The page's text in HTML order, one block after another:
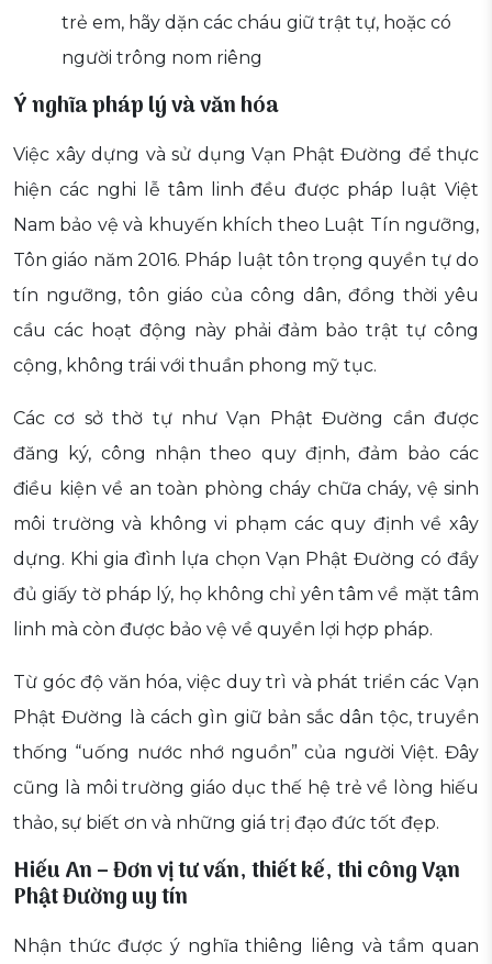
trẻ em, hãy dặn các cháu giữ trật tự, hoặc có
người trông nom riêng
Ý nghĩa pháp lý và văn hóa
Việc xây dựng và sử dụng Vạn Phật Đường để thực
hiện các nghi lễ tâm linh đều được pháp luật Việt
Nam bảo vệ và khuyến khích theo Luật Tín ngưỡng,
Tôn giáo năm 2016. Pháp luật tôn trọng quyền tự do
tín ngưỡng, tôn giáo của công dân, đồng thời yêu
cầu các hoạt động này phải đảm bảo trật tự công
cộng, không trái với thuần phong mỹ tục.
Các cơ sở thờ tự như Vạn Phật Đường cần được
đăng ký, công nhận theo quy định, đảm bảo các
điều kiện về an toàn phòng cháy chữa cháy, vệ sinh
môi trường và không vi phạm các quy định về xây
dựng. Khi gia đình lựa chọn Vạn Phật Đường có đầy
đủ giấy tờ pháp lý, họ không chỉ yên tâm về mặt tâm
linh mà còn được bảo vệ về quyền lợi hợp pháp.
Từ góc độ văn hóa, việc duy trì và phát triển các Vạn
Phật Đường là cách gìn giữ bản sắc dân tộc, truyền
thống “uống nước nhớ nguồn” của người Việt. Đây
cũng là môi trường giáo dục thế hệ trẻ về lòng hiếu
thảo, sự biết ơn và những giá trị đạo đức tốt đẹp.
Hiếu An – Đơn vị tư vấn, thiết kế, thi công Vạn
Phật Đường uy tín
Nhận thức được ý nghĩa thiêng liêng và tầm quan